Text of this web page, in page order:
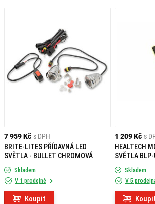
7 959 Kč s DPH
BRITE-LITES PŘÍDAVNÁ LED
SVĚTLA - BULLET CHROMOVÁ
Skladem
V 1 prodejně
Koupit
1 209 Kč s
HEALTECH
SVĚTLA BLP-
Skladem
V 5